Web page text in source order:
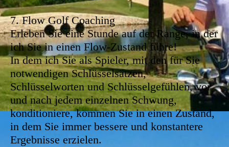
7.Flow Golf Coaching
Erleben Sie eine Stunde auf der Range, in der
ich Sie in einen Flow-Zustand führe!
In dem ich Sie als Spieler, mit den für Sie
notwendigen Schlüsselsätzen,
Schlüsselworten und Schlüsselgefühlen, vor
und nach jedem einzelnen Schwung,
konditioniere, kommen Sie in einen Zustand,
in dem Sie immer bessere und konstantere
Ergebnisse erzielen.